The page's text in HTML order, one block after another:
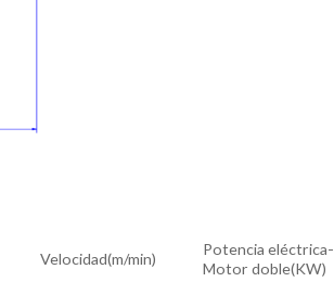
Velocidad(m/min)
Potencia eléctrica-
Motor doble(KW)